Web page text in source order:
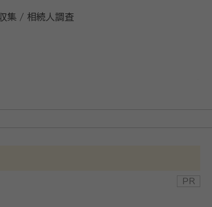
集 / 相続人調査